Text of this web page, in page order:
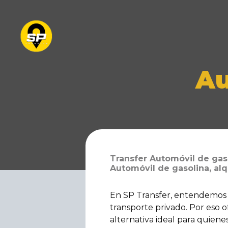
Transfer Automóvil de
Automóvil de gasolina,
En SP Transfer,
transporte privado. Por eso
alternativa ideal para